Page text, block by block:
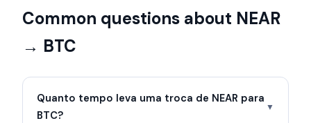
Common questions about NEAR
→ BTC
Quanto tempo leva uma troca de NEAR para
BTC?
▼